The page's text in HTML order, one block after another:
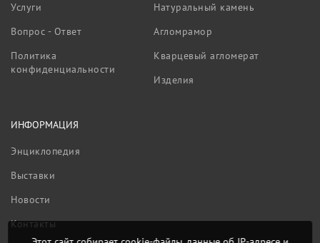
Услуги
Вопрос - Ответ
Политика
конфиденциальности
Натуральный камень
Агломрамор
Кварцевый агломерат
Изделия
ИНФОРМАЦИЯ
Энциклопедия
Выставки
Новости
Контакты